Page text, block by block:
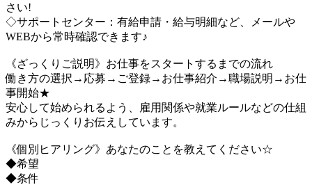
さい!
◇サポートセンター：有給申請・給与明細など、メールや
WEBから常時確認できます♪
《ざっくりご説明》お仕事をスタートするまでの流れ
働き方の選択→応募→ご登録→お仕事紹介→職場説明→お仕
事開始★
安心して始められるよう、雇用関係や就業ルールなどの仕組
みからじっくりお伝えしています。
《個別ヒアリング》あなたのことを教えてください☆
◆希望
◆条件